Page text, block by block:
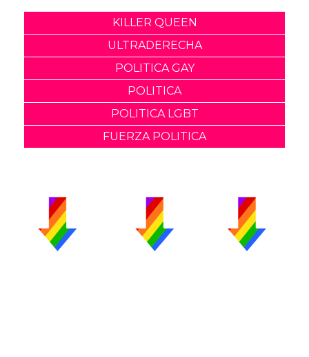
KILLER QUEEN
ULTRADERECHA
POLITICA GAY
POLITICA
POLITICA LGBT
FUERZA POLITICA